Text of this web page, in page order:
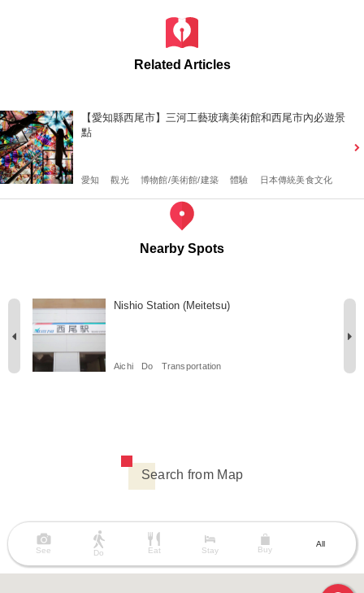
Related Articles
【愛知縣西尾市】三河工藝玻璃美術館和西尾市內必遊景
點
愛知 觀光 博物館/美術館/建築 體驗 日本傳統美食文化
Nearby Spots
Nishio Station (Meitetsu)
Aichi Do Transportation
Search from Map
See Do Eat Stay Buy
All